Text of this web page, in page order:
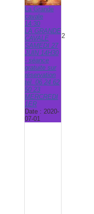
La Grande
cavale
14:30
LA GRANDE
CAVALE
SAMEDI 27
JUIN 14H30
- séance
gratuite sur
réservation
tél. 06 24 62
50 23
MERCREDI
1ER
Date : 2020-
07-01
2